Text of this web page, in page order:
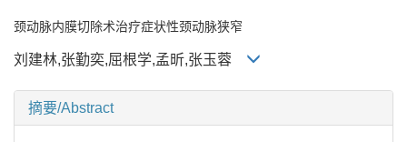
颈动脉内膜切除术治疗症状性颈动脉狭窄
刘建林,张勤奕,屈根学,孟昕,张玉蓉
摘要/Abstract